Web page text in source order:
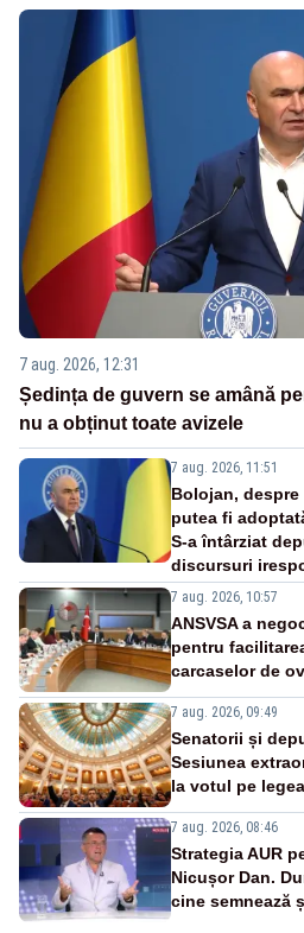
7 aug. 2026, 12:31
Ședința de guvern se amână
nu a obținut toate avizele
7 aug. 2026, 11:51
Bolojan, despre
putea fi
S-a întârziat
discursuri
7 aug. 2026, 10:57
ANSVSA a
pentru
carcaselor de
7 aug. 2026, 09:49
Senatorii și
Sesiunea
la votul pe
7 aug. 2026, 08:46
Strategia AUR
Nicușor Dan.
cine semnează